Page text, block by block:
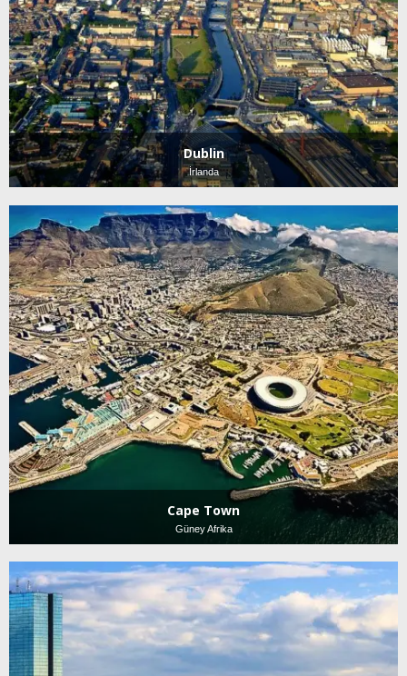
Dublin
İrlanda
Cape Town
Güney Afrika